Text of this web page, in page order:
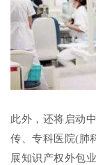
此外，还将启动
传、专科医院(肺
展知识产权外包